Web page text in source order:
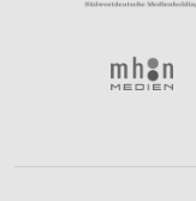
IAB-Verarbeitungszwecke:
Speichern von